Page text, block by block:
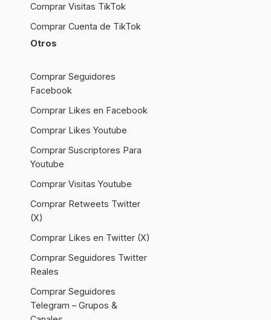
Comprar Visitas TikTok
Comprar Cuenta de TikTok
Otros
Comprar Seguidores
Facebook
Comprar Likes en Facebook
Comprar Likes Youtube
Comprar Suscriptores Para
Youtube
Comprar Visitas Youtube
Comprar Retweets Twitter
(X)
Comprar Likes en Twitter (X)
Comprar Seguidores Twitter
Reales
Comprar Seguidores
Telegram – Grupos &